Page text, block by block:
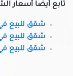
تابع أيضًا أسعار
شقق للبيع
شقق للبيع في 6
شقق للبيع